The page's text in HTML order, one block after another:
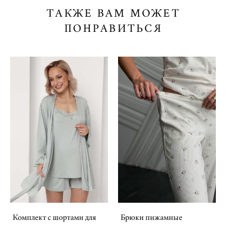
ТАКЖЕ ВАМ МОЖЕТ
ПОНРАВИТЬСЯ
Комплект с шортами для
Брюки пижамные